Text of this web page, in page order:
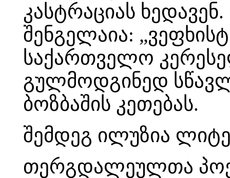
კასტრაციას
შენგელაია:
საქართველო
გულმოდგინედ
ბოზბაშის კეთებას.
შემდეგ ილუზია
თერგდალეულთა